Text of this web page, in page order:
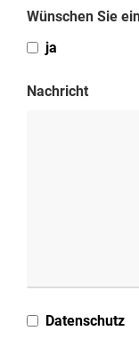
Wünschen Sie
ja
Nachricht
Datenschutz